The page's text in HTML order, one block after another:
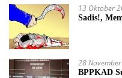
13 Oktober
Sadis!,
28
BPPKAD